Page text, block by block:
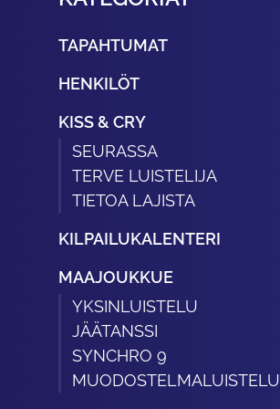
TAPAHTUMAT
HENKILÖT
KISS & CRY
SEURASSA
TERVE LUISTELIJA
TIETOA LAJISTA
KILPAILUKALENTERI
MAAJOUKKUE
YKSINLUISTELU
JÄÄTANSSI
SYNCHRO 9
MUODOSTELMALUISTELU